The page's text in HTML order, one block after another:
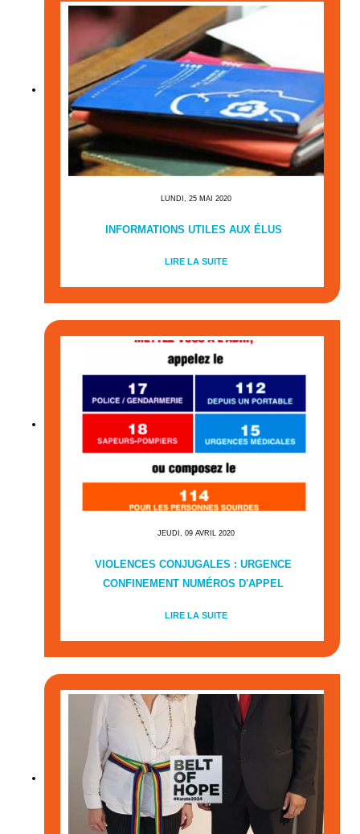
LUNDI, 25 MAI 2020
INFORMATIONS UTILES AUX ÉLUS
LIRE LA SUITE
JEUDI, 09 AVRIL 2020
VIOLENCES CONJUGALES : URGENCE
CONFINEMENT NUMÉROS D'APPEL
LIRE LA SUITE